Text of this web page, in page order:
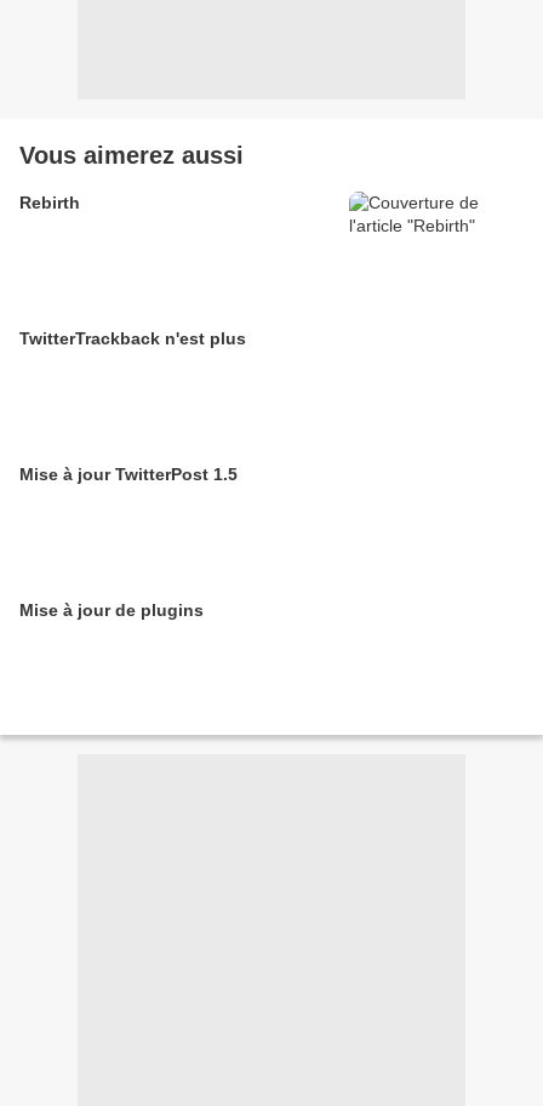
Vous aimerez aussi
Rebirth
TwitterTrackback n'est plus
Mise à jour TwitterPost 1.5
Mise à jour de plugins